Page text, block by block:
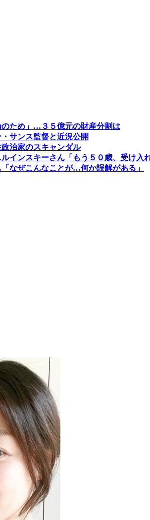
のため」…３５億元の財産分割は
サンス監督と近況公開
治家のスキャンダル
インスキーさん「もう５０歳、受け入れ
なぜこんなことが…何か誤解がある」